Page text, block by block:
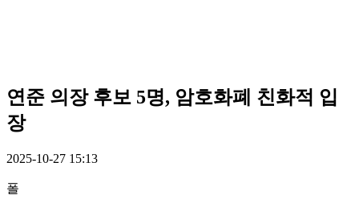
연준 의장 후보 5명, 암호화폐 친화적 입
장
2025-10-27 15:13
폴